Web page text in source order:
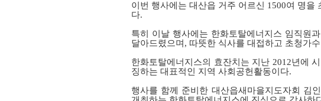
이번 행사에는 대산읍 거주 어르신
1500여 명을
다.
특히 이날 행사에는 한화토탈에너지스 임직원과
달아드렸으며 , 따뜻한 식사를 대접하고 초청가
한화토탈에너지스의 효잔치는 지난 2012년에
징하는 대표적인 지역 사회공헌활동이다.
행사를 함께 준비한 대산읍새마을지도자회 김